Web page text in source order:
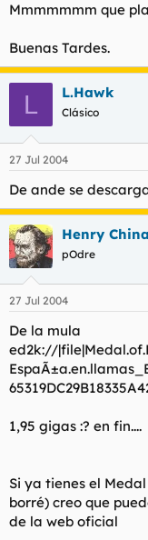
Mmmmmmm que
Buenas Tardes.
L L.Hawk
Clásico
27 Jul 2004
De ande se
Henry
pOdre
27 Jul 2004
De la mula
ed2k://
1,95 gigas :? en fin....
Si ya tienes el
borré) creo que
de la web oficial